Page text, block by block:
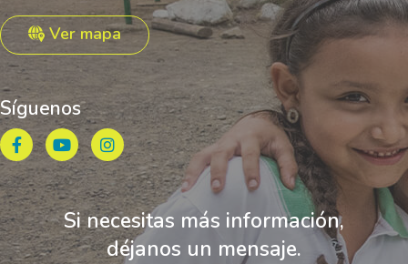
Ver mapa
Síguenos
Si necesitas más información,
déjanos un mensaje.